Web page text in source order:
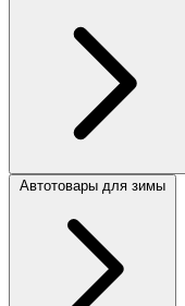
Автотовары для зимы